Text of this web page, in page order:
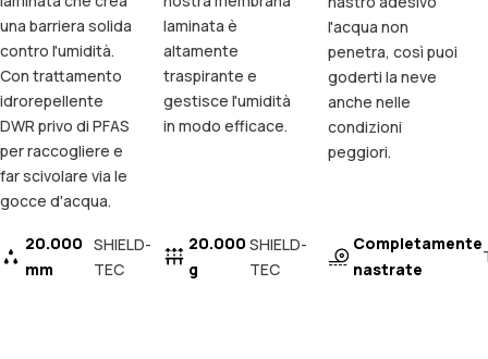
una barriera solida
contro l'umidità.
Con trattamento
idrorepellente
DWR privo di PFAS
per raccogliere e
far scivolare via le
gocce d'acqua.
20.000
mm
SHIELD-
TEC
laminata è
altamente
traspirante e
gestisce l'umidità
in modo efficace.
20.000
g
SHIELD-
TEC
l'acqua non
penetra, così puoi
goderti la neve
anche nelle
condizioni
peggiori.
Completamente
nastrate